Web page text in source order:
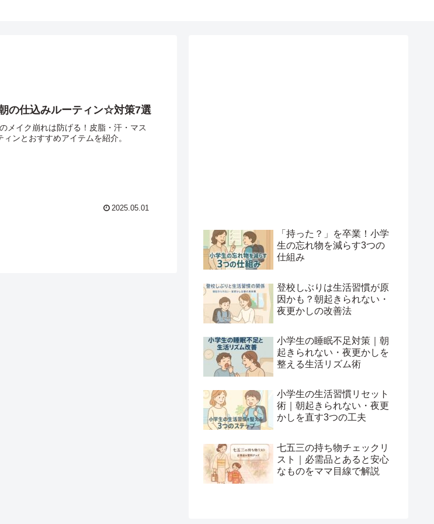
の仕込みルーティン☆対策7選
メイク崩れは防げる！皮脂・汗・マス
ンとおすすめアイテムを紹介。
2025.05.01
「持った？」を卒業！小学
生の忘れ物を減らす3つの
仕組み
登校しぶりは生活習慣が原
因かも？朝起きられない・
夜更かしの改善法
小学生の睡眠不足対策｜朝
起きられない・夜更かしを
整える生活リズム術
小学生の生活習慣リセット
術｜朝起きられない・夜更
かしを直す3つの工夫
七五三の持ち物チェックリ
スト｜必需品とあると安心
なものをママ目線で解説